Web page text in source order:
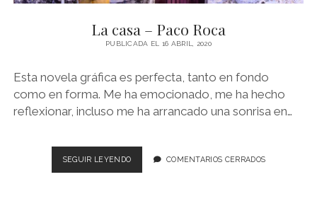
BOOKTAG
LITERATURA INFANTIL Y JUVENIL
NOVEDADES DEL MES
La casa – Paco Roca
PUBLICADA EL 16 ABRIL, 2020
Esta novela gráfica es perfecta, tanto en fondo
como en forma. Me ha emocionado, me ha hecho
reflexionar, incluso me ha arrancado una sonrisa en…
SEGUIR LEYENDOLA
CASA
COMENTARIOS CERRADOS